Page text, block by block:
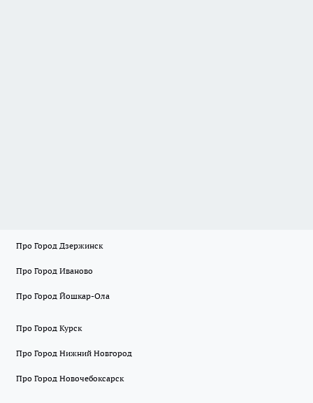
Про Город Дзержинск
Про Город Иваново
Про Город Йошкар-Ола
Про Город Курск
Про Город Нижний Новгород
Про Город Новочебоксарск